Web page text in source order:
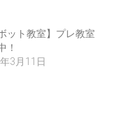
ット教室】プレ教室
！
3月11日